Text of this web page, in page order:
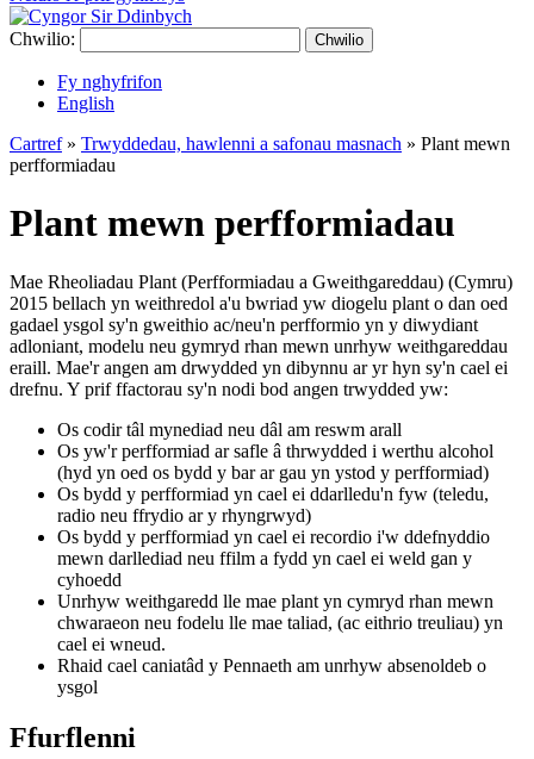
Chwilio: Chwilio
Fy nghyfrifon
English
Cartref» Trwyddedau, hawlenni a safonau masnach » Plant mewn
perfformiadau
Plant mewn perfformiadau
Mae Rheoliadau Plant (Perfformiadau a Gweithgareddau) (Cymru)
2015 bellach yn weithredol a'u bwriad yw diogelu plant o dan oed
gadael ysgol sy'n gweithio ac/neu'n perfformio yn y diwydiant
adloniant, modelu neu gymryd rhan mewn unrhyw weithgareddau
eraill. Mae'r angen am drwydded yn dibynnu ar yr hyn sy'n cael ei
drefnu. Y prif ffactorau sy'n nodi bod angen trwydded yw:
Os codir tâl mynediad neu dâl am reswm arall
Os yw'r perfformiad ar safle â thrwydded i werthu alcohol
(hyd yn oed os bydd y bar ar gau yn ystod y perfformiad)
Os bydd y perfformiad yn cael ei ddarlledu'n fyw (teledu,
radio neu ffrydio ar y rhyngrwyd)
Os bydd y perfformiad yn cael ei recordio i'w ddefnyddio
mewn darllediad neu ffilm a fydd yn cael ei weld gan y
cyhoedd
Unrhyw weithgaredd lle mae plant yn cymryd rhan mewn
chwaraeon neu fodelu lle mae taliad, (ac eithrio treuliau) yn
cael ei wneud.
Rhaid cael caniatâd y Pennaeth am unrhyw absenoldeb o
ysgol
Ffurflenni